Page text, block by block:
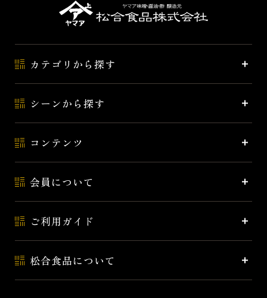
カテゴリから探す
シーンから探す
コンテンツ
会員について
ご利用ガイド
松合食品について